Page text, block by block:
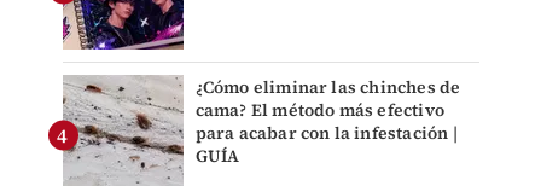
¿Cómo eliminar las chinches de
cama? El método más efectivo
para acabar con la infestación |
GUÍA